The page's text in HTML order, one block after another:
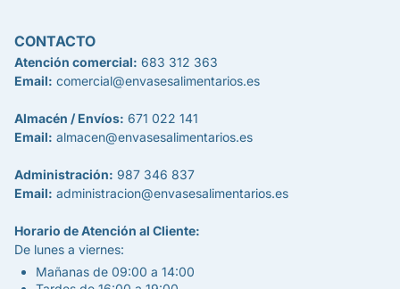
CONTACTO
Atención comercial: 683 312 363
Email: comercial@envasesalimentarios.es
Almacén / Envíos: 671 022 141
Email: almacen@envasesalimentarios.es
Administración: 987 346 837
Email: administracion@envasesalimentarios.es
Horario de Atención al Cliente:
De lunes a viernes:
Mañanas de 09:00 a 14:00